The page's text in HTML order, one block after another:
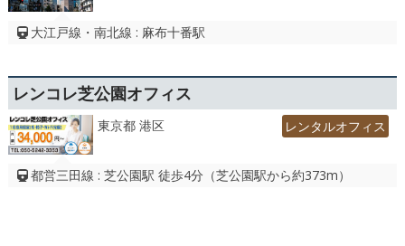
大江戸線・南北線 : 麻布十番駅
レンコレ芝公園オフィス
東京都 港区 レンタルオフィス
都営三田線 : 芝公園駅 徒歩4分（芝公園駅から約373m）